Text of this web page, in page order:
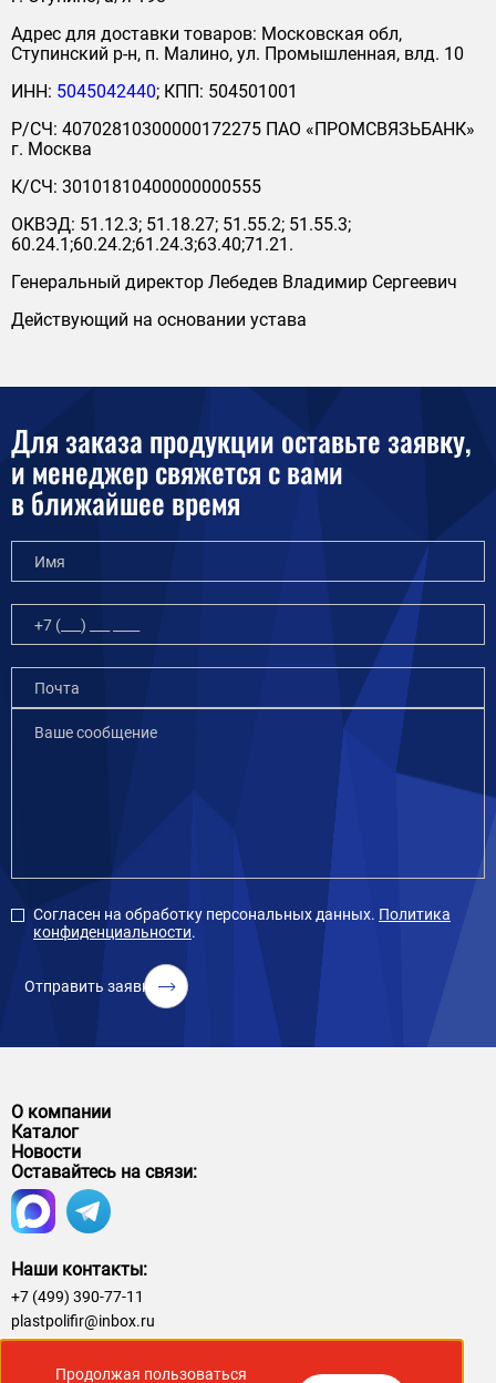
Адрес для доставки товаров: Московская обл,
Ступинский р-н, п. Малино, ул. Промышленная, влд. 10
ИНН: 5045042440; КПП: 504501001
Р/СЧ: 40702810300000172275 ПАО «ПРОМСВЯЗЬБАНК»
г. Москва
К/СЧ: 30101810400000000555
ОКВЭД: 51.12.3; 51.18.27; 51.55.2; 51.55.3;
60.24.1;60.24.2;61.24.3;63.40;71.21.
Генеральный директор Лебедев Владимир Сергеевич
Действующий на основании устава
Для заказа продукции оставьте заявку,
и менеджер свяжется с вами
в ближайшее время
Согласен на обработку персональных данных. Политика
конфиденциальности.
Отправить заявку
О компании
Каталог
Новости
Оставайтесь на связи:
Наши контакты:
+7 (499) 390-77-11
plastpolifir@inbox.ru
© 2026. Компания Пластполиэфир. Продажа и производство
полиэфирных смол и композиционных материалов.
Политика конфиденциальности.
Продолжая пользоваться